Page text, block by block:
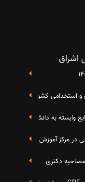
اشراق
و استخدامی کشور در خصوص
به دانشگاه صنعتی شریف 4 الی 8 مهر
مصاحبه دکتری